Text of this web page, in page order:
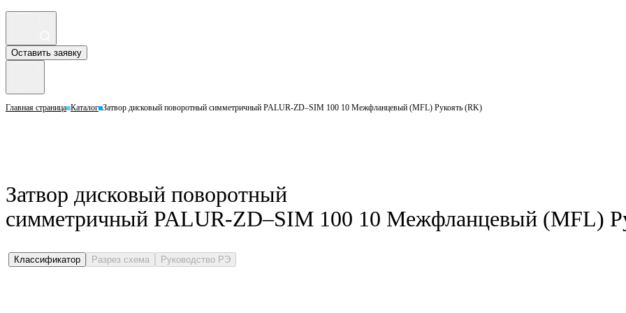
Оставить заявку
Главная страница Каталог Затвор дисковый поворотный симметричный PALUR-ZD–SIM 100 10 Межфланцевый (MFL) Рукоять (RK)
Затвор дисковый поворотный
симметричный PALUR-ZD–SIM 100 10 Межфланцевый (MFL)
Классификатор Разрез схема Руководство РЭ